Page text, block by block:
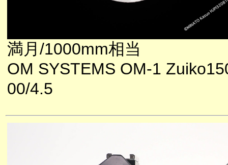
満月/1000mm相当
OM SYSTEMS OM-1
00/4.5